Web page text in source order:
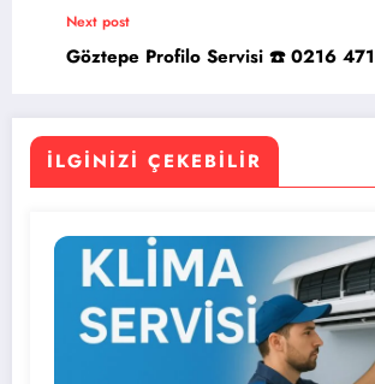
Next post
Göztepe Profilo Servisi ☎️ 0216
İLGINIZI ÇEKEBILIR